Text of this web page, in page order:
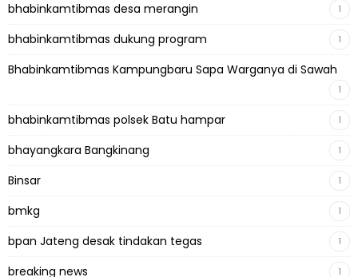
bhabinkamtibmas desa merangin 1
bhabinkamtibmas dukung program 1
Bhabinkamtibmas Kampungbaru Sapa Warganya di Sawah
1
bhabinkamtibmas polsek Batu hampar 1
bhayangkara Bangkinang 1
Binsar 1
bmkg 1
bpan Jateng desak tindakan tegas 1
breaking news 1